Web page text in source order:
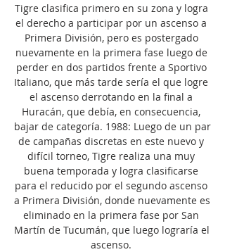
Tigre clasifica primero en su zona y logra
el derecho a participar por un ascenso a
Primera División, pero es postergado
nuevamente en la primera fase luego de
perder en dos partidos frente a Sportivo
Italiano, que más tarde sería el que logre
el ascenso derrotando en la final a
Huracán, que debía, en consecuencia,
bajar de categoría. 1988: Luego de un par
de campañas discretas en este nuevo y
difícil torneo, Tigre realiza una muy
buena temporada y logra clasificarse
para el reducido por el segundo ascenso
a Primera División, donde nuevamente es
eliminado en la primera fase por San
Martín de Tucumán, que luego lograría el
ascenso.